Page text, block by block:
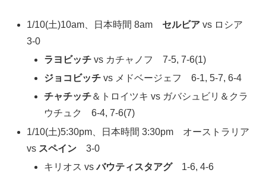
1/10(土)10am、日本時間 8am セルビア vs ロシア
3-0
ラヨビッチ vs カチャノフ 7-5, 7-6(1)
ジョコビッチ vs メドベージェフ 6-1, 5-7, 6-4
チャチッチ＆トロイツキ vs ガバシュビリ＆クラ
ウチュク 6-4, 7-6(7)
1/10(土)5:30pm、日本時間 3:30pm オーストラリア
vs スペイン 3-0
キリオス vsバウティスタアグ1-6, 4-6